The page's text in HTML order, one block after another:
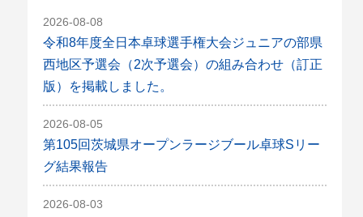
2026-08-08
令和8年度全日本卓球選手権大会ジュニアの部県
西地区予選会（2次予選会）の組み合わせ（訂正
版）を掲載しました。
2026-08-05
第105回茨城県オープンラージブール卓球Sリー
グ結果報告
2026-08-03